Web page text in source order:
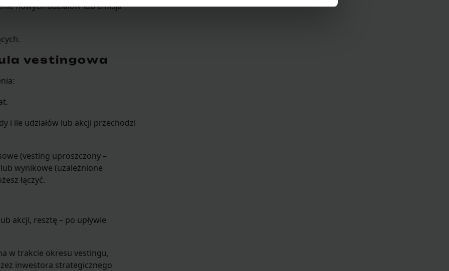
nowych udziałów lub emisja
vestingowa
i ile udziałów lub akcji przechodzi
(vesting uproszczony –
wynikowe (uzależnione
łączyć.
akcji, resztę – po upływie
w trakcie okresu vestingu,
inwestora strategicznego